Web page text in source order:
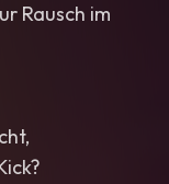
Rausch im